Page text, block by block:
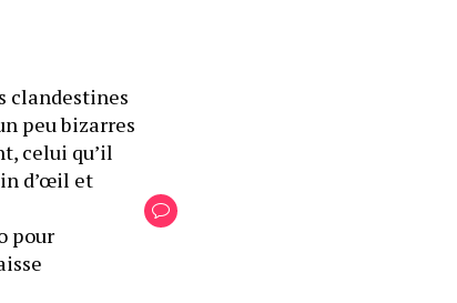
clandestines
peu bizarres
celui qu’il
d’œil et
pour